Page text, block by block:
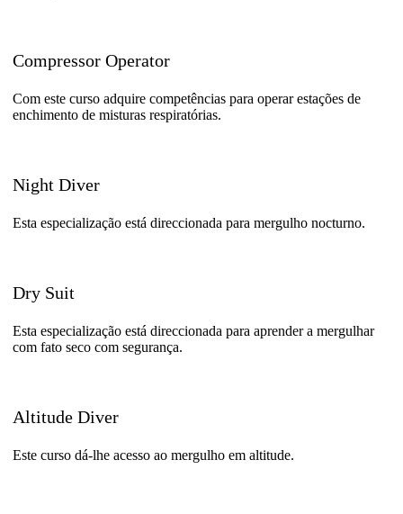
Compressor Operator
Com este curso adquire competências para operar estações de
enchimento de misturas respiratórias.
Night Diver
Esta especialização está direccionada para mergulho nocturno.
Dry Suit
Esta especialização está direccionada para aprender a mergulhar
com fato seco com segurança.
Altitude Diver
Este curso dá-lhe acesso ao mergulho em altitude.